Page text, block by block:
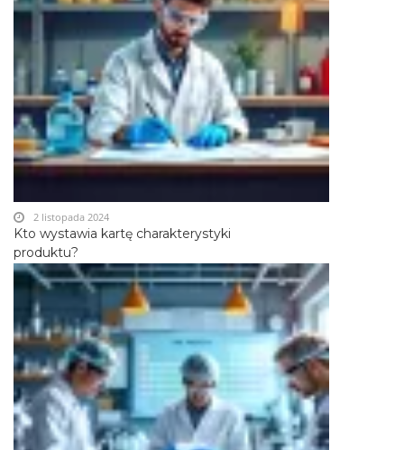
Kto wystawia kartę charakterystyki
produktu?
2 listopada 2024